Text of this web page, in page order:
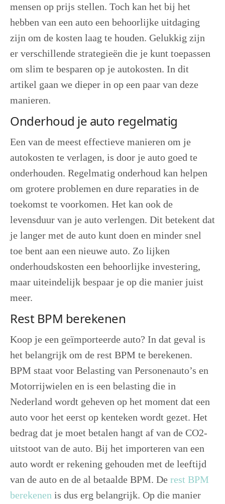
mensen op prijs stellen. Toch kan het bij het
hebben van een auto een behoorlijke uitdaging
zijn om de kosten laag te houden. Gelukkig zijn
er verschillende strategieën die je kunt toepassen
om slim te besparen op je autokosten. In dit
artikel gaan we dieper in op een paar van deze
manieren.
Onderhoud je auto regelmatig
Een van de meest effectieve manieren om je
autokosten te verlagen, is door je auto goed te
onderhouden. Regelmatig onderhoud kan helpen
om grotere problemen en dure reparaties in de
toekomst te voorkomen. Het kan ook de
levensduur van je auto verlengen. Dit betekent dat
je langer met de auto kunt doen en minder snel
toe bent aan een nieuwe auto. Zo lijken
onderhoudskosten een behoorlijke investering,
maar uiteindelijk bespaar je op die manier juist
meer.
Rest BPM berekenen
Koop je een geïmporteerde auto? In dat geval is
het belangrijk om de rest BPM te berekenen.
BPM staat voor Belasting van Personenauto’s en
Motorrijwielen en is een belasting die in
Nederland wordt geheven op het moment dat een
auto voor het eerst op kenteken wordt gezet. Het
bedrag dat je moet betalen hangt af van de CO2-
uitstoot van de auto. Bij het importeren van een
auto wordt er rekening gehouden met de leeftijd
van de auto en de al betaalde BPM. De rest BPM
berekenen is dus erg belangrijk. Op die manier